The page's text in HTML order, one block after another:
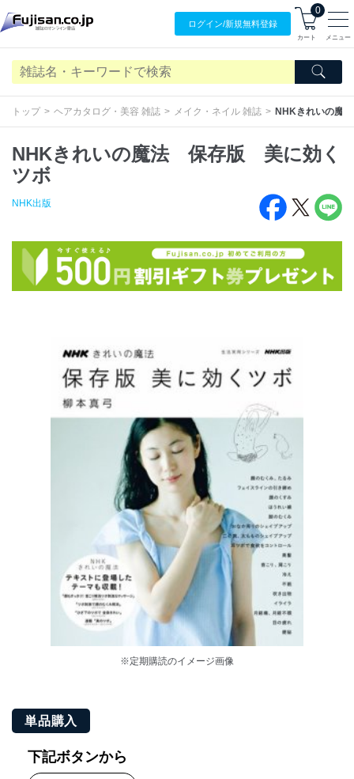
ログイン/新規無料登録
0
カート メニュー
トップ ヘアカタログ・美容 雑誌 メイク・ネイル 雑誌 NHKきれいの魔
NHKきれいの魔法 保存版 美に効く
ツボ
NHK出版
※定期購読のイメージ画像
単品購入
下記ボタンから